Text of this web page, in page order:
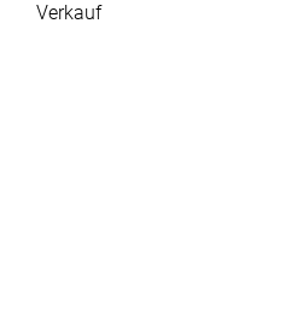
Verkauf